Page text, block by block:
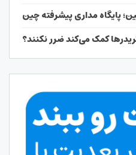
پایگاه مداری پیشرفته چین
کمک می‌کند ضرر نکنند؟